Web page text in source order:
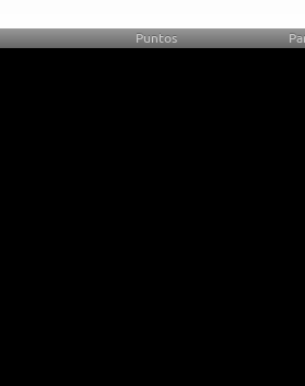
Puntos